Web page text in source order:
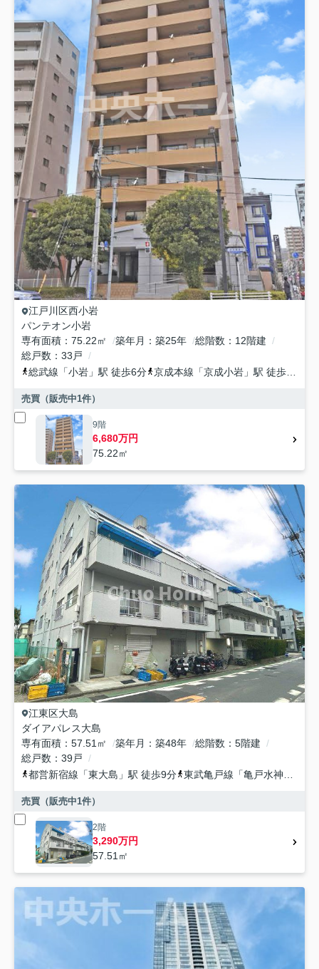
江戸川区西小岩
パンテオン小岩
専有面積
75.22㎡ 築年月 築25年 総階数
12階建
総戸数
33戸
総武線 「小岩 」駅 徒歩6分 京成本線 「京成小岩 」駅 徒歩10分
売買（販売中1件）
9階
6,680万円
75.22㎡
江東区大島
ダイアパレス大島
専有面積
57.51㎡ 築年月 築48年 総階数
5階建
総戸数
39戸
都営新宿線 「東大島 」駅 徒歩9分 東武亀戸線 「亀戸水神
売買（販売中1件）
2階
3,290万円
57.51㎡